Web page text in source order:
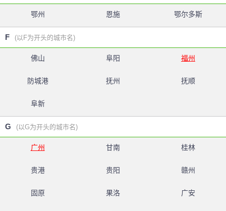
鄂州 恩施 鄂尔多斯
F (以F为开头的城市名)
佛山 阜阳 福州
防城港 抚州 抚顺
阜新
G (以G为开头的城市名)
广州 甘南 桂林
贵港 贵阳 赣州
固原 果洛 广安